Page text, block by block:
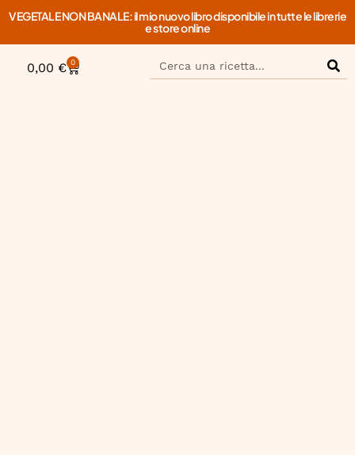
VEGETALE NON BANALE: il mio nuovo libro disponibile in tutte le librerie
e store online
0,00 € 0